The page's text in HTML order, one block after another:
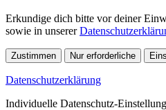
Erkundige dich bitte vor deiner
sowie in unserer
Zustimmen Nur erforderliche
Datenschutzerklärung
Individuelle Datenschutz-